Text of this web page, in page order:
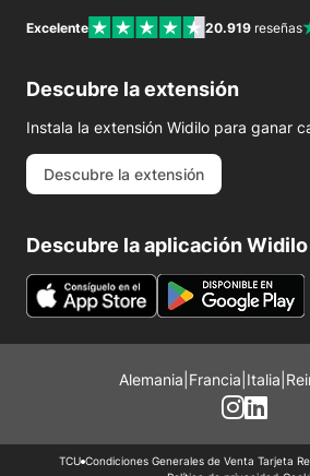
Excelente 20.919 reseñas
Descubre la extensión
Instala la extensión Widilo para ganar
Descubre la extensión
Descubre la aplicación Widilo
Alemania Francia Italia
TCU Condiciones Generales de Venta Tarjeta